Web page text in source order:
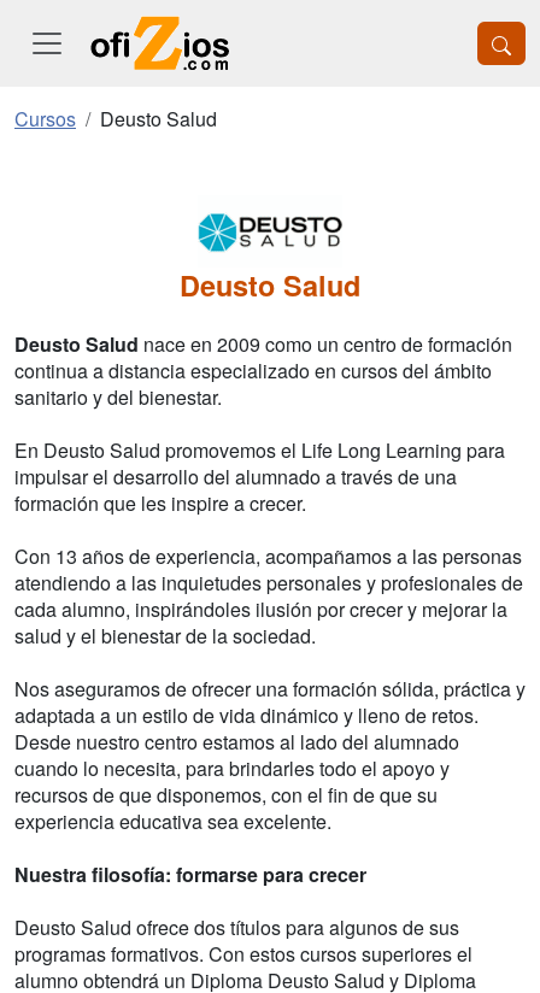
Cursos Deusto Salud
Deusto Salud
Deusto Salud nace en 2009 como un centro de formación
continua a distancia especializado en cursos del ámbito
sanitario y del bienestar.
En Deusto Salud promovemos el Life Long Learning para
impulsar el desarrollo del alumnado a través de una
formación que les inspire a crecer.
Con 13 años de experiencia, acompañamos a las personas
atendiendo a las inquietudes personales y profesionales de
cada alumno, inspirándoles ilusión por crecer y mejorar la
salud y el bienestar de la sociedad.
Nos aseguramos de ofrecer una formación sólida, práctica y
adaptada a un estilo de vida dinámico y lleno de retos.
Desde nuestro centro estamos al lado del alumnado
cuando lo necesita, para brindarles todo el apoyo y
recursos de que disponemos, con el fin de que su
experiencia educativa sea excelente.
Nuestra filosofía: formarse para crecer
Deusto Salud ofrece dos títulos para algunos de sus
programas formativos. Con estos cursos superiores el
alumno obtendrá un Diploma Deusto Salud y Diploma